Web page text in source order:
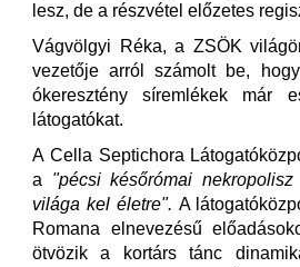
lesz, de a részvétel előzetes
Vágvölgyi Réka, a ZSÖK
vezetője arról számolt be,
ókeresztény síremlékek már
látogatókat.
A Cella Septichora
a "pécsi későrómai
világa kel életre". A
Romana elnevezésű
ötvözik a kortárs tánc